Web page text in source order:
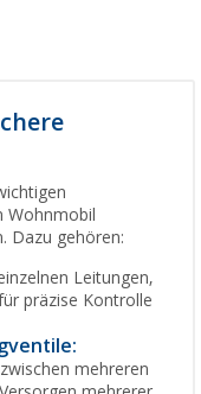
Wohnmobil
Dazu gehören:
Leitungen,
präzise Kontrolle
mehreren